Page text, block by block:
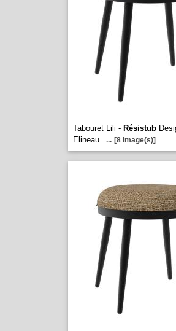
Tabouret Lili - Résistub
Elineau
... [8 image(s)]